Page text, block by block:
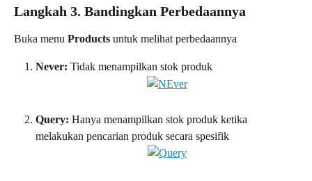
Langkah 3. Bandingkan Perbedaannya
Buka menu Products untuk melihat perbedaannya
Never: Tidak menampilkan stok produk
Query: Hanya menampilkan stok produk ketika
melakukan pencarian produk secara spesifik